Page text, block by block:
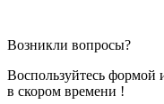
Возникли вопросы?
Воспользуйтесь формой
в скором времени !